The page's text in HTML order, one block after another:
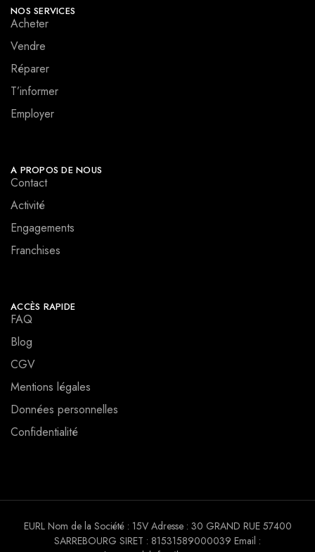
NOS SERVICES
Acheter
Vendre
Réparer
T’informer
Employer
A PROPOS DE NOUS
Contact
Activité
Engagements
Franchises
ACCÈS RAPIDE
FAQ
Blog
CGV
Mentions légales
Données personnelles
Confidentialité
EURL Nom de la Société : 15V Adresse : 30 GRAND RUE 57400
SARREBOURG SIRET : 81531589000039 Email :